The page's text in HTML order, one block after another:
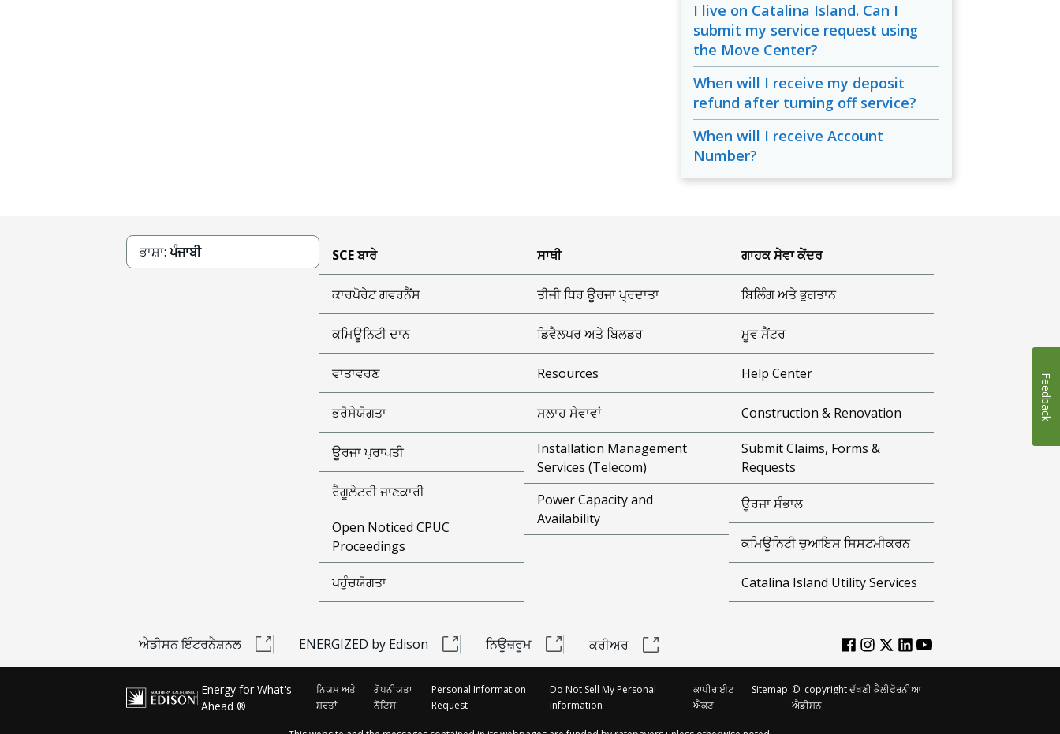
I live on Catalina Island. Can I
submit my service request using
the Move Center?
When will I receive my deposit
refund after turning off service?
When will I receive Account
Number?
ਭਾਸ਼ਾ:ਪੰਜਾਬੀ SCE ਬਾਰੇ
ਕਾਰਪੋਰੇਟ ਗਵਰਨੈਂਸ
ਕਮਿਊਨਿਟੀ ਦਾਨ
ਵਾਤਾਵਰਣ
ਭਰੋਸੇਯੋਗਤਾ
ਊਰਜਾ ਪ੍ਰਾਪਤੀ
ਰੈਗੂਲੇਟਰੀ ਜਾਣਕਾਰੀ
Open Noticed CPUC
Proceedings
ਪਹੁੰਚਯੋਗਤਾ
ਸਾਥੀ
ਤੀਜੀ ਧਿਰ ਊਰਜਾ ਪ੍ਰਦਾਤਾ
ਡਿਵੈਲਪਰ ਅਤੇ ਬਿਲਡਰ
Resources
ਸਲਾਹ ਸੇਵਾਵਾਂ
Installation Management
Services (Telecom)
Power Capacity and
Availability
ਗਾਹਕ ਸੇਵਾ ਕੇਂਦਰ
ਬਿਲਿੰਗ ਅਤੇ ਭੁਗਤਾਨ
ਮੂਵ ਸੈਂਟਰ
Help Center
Construction & Renovation
Submit Claims, Forms &
Requests
ਊਰਜਾ ਸੰਭਾਲ
ਕਮਿਊਨਿਟੀ ਚੁਆਇਸ ਸਿਸਟਮੀਕਰਨ
Catalina Island Utility Services
ਐਡੀਸਨ ਇੰਟਰਨੈਸ਼ਨਲ ENERGIZED by Edison ਨਿਊਜ਼ਰੂਮ ਕਰੀਅਰ
Energy for What's
Ahead ®
ਨਿਯਮ ਅਤੇ
ਸ਼ਰਤਾਂ
ਗੋਪਨੀਯਤਾ
ਨੋਟਿਸ
Personal Information
Request
Do Not Sell My Personal
Information
ਕਾਪੀਰਾਈਟ
ਐਕਟ
Sitemap © copyright ਦੱਖਣੀ ਕੈਲੀਫੋਰਨੀਆ
ਐਡੀਸਨ
Feedback